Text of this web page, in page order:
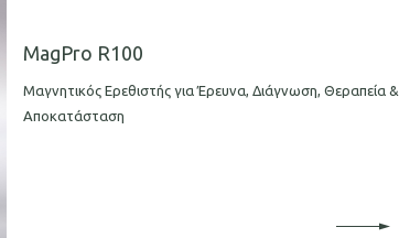
MagPro R100
Μαγνητικός Ερεθιστής για Έρευνα, Διάγνωση, Θεραπεία &
Αποκατάσταση